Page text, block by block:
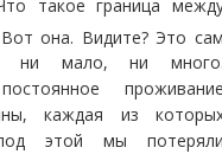
такое граница
Вот она. Видите? Это
ни мало, ни
каждая из
этой мы